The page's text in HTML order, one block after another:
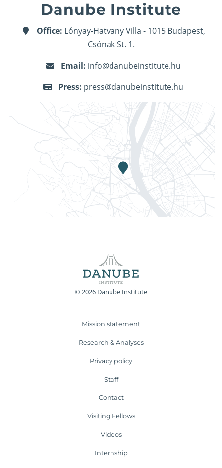
Danube Institute
Office: Lónyay-Hatvany Villa - 1015 Budapest,
Csónak St. 1.
Email: info@danubeinstitute.hu
Press: press@danubeinstitute.hu
© 2026 Danube Institute
Mission statement
Research & Analyses
Privacy policy
Staff
Contact
Visiting Fellows
Videos
Internship